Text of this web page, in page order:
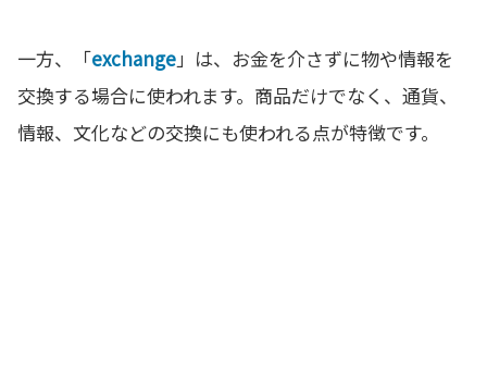
一方、「exchange」は、お金を介さずに物や情報を
交換する場合に使われます。商品だけでなく、通貨、
情報、文化などの交換にも使われる点が特徴です。